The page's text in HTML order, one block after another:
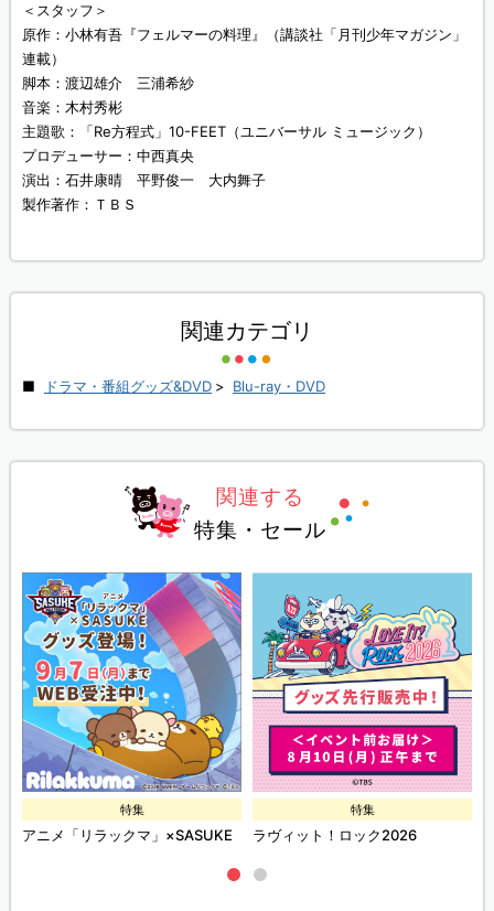
＜スタッフ＞
原作：小林有吾『フェルマーの料理』（講談社「月刊少年マガジン」
連載）
脚本：渡辺雄介 三浦希紗
音楽：木村秀彬
主題歌：「Re方程式」10-FEET（ユニバーサル ミュージック）
プロデューサー：中西真央
演出：石井康晴 平野俊一 大内舞子
製作著作：ＴＢＳ
関連カテゴリ
ドラマ・番組グッズ&DVD > Blu-ray・DVD
関連する
特集・セール
特集
アニメ「リラックマ」×SASUKE
特集
ラヴィット！ロック2026